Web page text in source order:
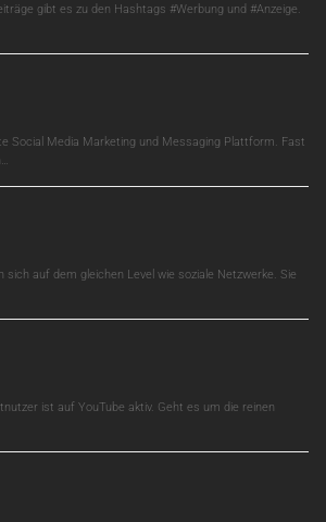
gibt es zu den Hashtags #Werbung und #Anzeige.
Social Media Marketing und Messaging Plattform. Fast
sich auf dem gleichen Level wie soziale Netzwerke. Sie
ist auf YouTube aktiv. Geht es um die reinen